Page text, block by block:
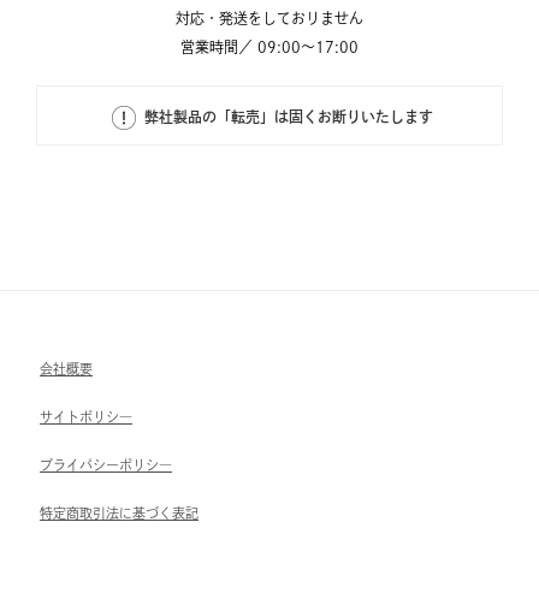
対応・発送をしておりません
営業時間／ 09:00～17:00
弊社製品の「転売」は固くお断りいたします
会社概要
サイトポリシ―
ブライパシーポリシ―
特定商取引法に基づく表記